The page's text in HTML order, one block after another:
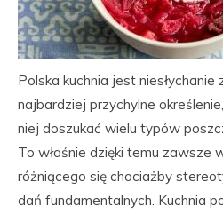
Polska kuchnia jest
najbardziej przychylne
niej doszukać wielu typów
To właśnie dzięki temu zawsze
różniącego się chociażby
dań fundamentalnych. Kuchnia